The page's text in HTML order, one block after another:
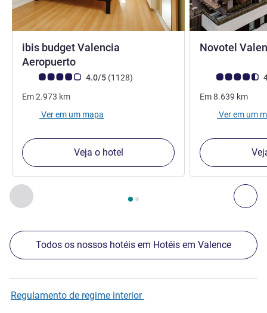
Anterior - Os nossos outros estabelecimentos nas
Página , Os nossos outros estabelecimentos nas
ibis budget Valencia
Aeropuerto
Nota clientes Avis (Classificação ALL)
4.0/5 (1128comentários
)
Em2.973 km
Ver em um mapa
Veja o hotel
Novotel
Nota clientes
Em8.639 km
Ver em um
Todos os nossos hotéis em Hotéis em Valence
Regulamento de regime interior